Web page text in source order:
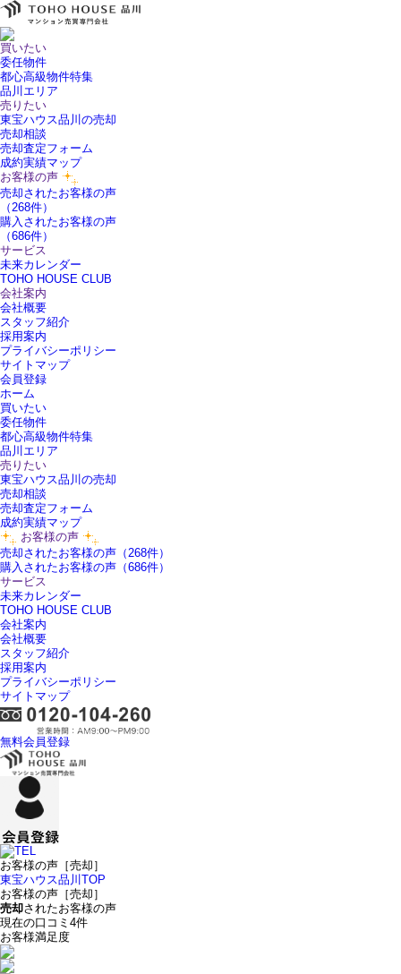
買いたい
委任物件
都心高級物件特集
品川エリア
売りたい
東宝ハウス品川の売却
売却相談
売却査定フォーム
成約実績マップ
お客様の声
売却されたお客様の声
（268件）
購入されたお客様の声
（686件）
サービス
未来カレンダー
TOHO HOUSE CLUB
会社案内
会社概要
スタッフ紹介
採用案内
プライバシーポリシー
サイトマップ
会員登録
ホーム
買いたい
委任物件
都心高級物件特集
品川エリア
売りたい
東宝ハウス品川の売却
売却相談
売却査定フォーム
成約実績マップ
お客様の声
売却されたお客様の声（268件）
購入されたお客様の声（686件）
サービス
未来カレンダー
TOHO HOUSE CLUB
会社案内
会社概要
スタッフ紹介
採用案内
プライバシーポリシー
サイトマップ
無料会員登録
お客様の声［売却］
東宝ハウス品川TOP
お客様の声［売却］
売却されたお客様の声
現在の口コミ 4件
お客様満足度